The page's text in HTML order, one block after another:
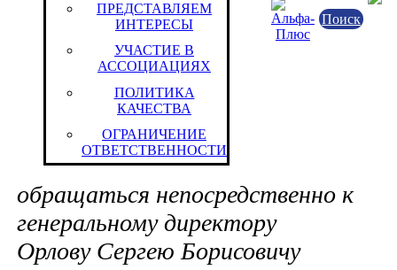
ПРЕДСТАВЛЯЕМ
ИНТЕРЕСЫ
УЧАСТИЕ В
АССОЦИАЦИЯХ
ПОЛИТИКА
КАЧЕСТВА
ОГРАНИЧЕНИЕ
ОТВЕТСТВЕННОСТИ
Поиск
В случаях (мы
имеющих системного характера),
останетесь недовольны качеством
оперативностью решения нашими
сотрудниками стоящих перед
поставленных Вами вопросов,
обращаться непосредственно к
генеральному директору
Орлову Сергею Борисовичу